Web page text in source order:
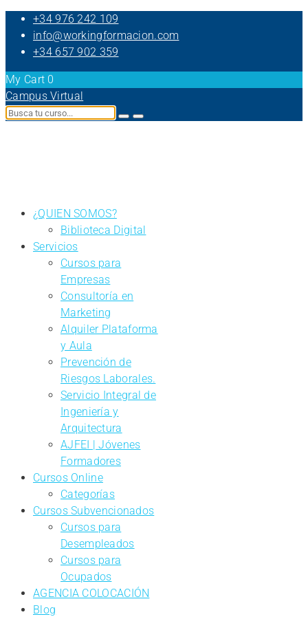
+34 976 242 109
info@workingformacion.com
+34 657 902 359
My Cart 0
Campus Virtual
¿QUIEN SOMOS?
Biblioteca Digital
Servicios
Cursos para
Empresas
Consultoría en
Marketing
Alquiler Plataforma
y Aula
Prevención de
Riesgos Laborales.
Servicio Integral de
Ingeniería y
Arquitectura
AJFEI | Jóvenes
Formadores
Cursos Online
Categorías
Cursos Subvencionados
Cursos para
Desempleados
Cursos para
Ocupados
AGENCIA COLOCACIÓN
Blog